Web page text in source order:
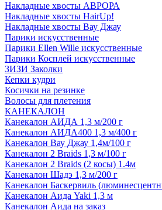
Накладные хвосты АВРОРА
Накладные хвосты HairUp!
Накладные хвосты Вау Джау
Парики искусственные
Парики Ellen Wille искусственные
Парики Косплей искусственные
ЗИЗИ Заколки
Кепки кудри
Косички на резинке
Волосы для плетения
КАНЕКАЛОН
Канекалон АИДА 1,3 м/200 г
Канекалон АИДА400 1,3 м/400 г
Канекалон Вау Джау 1,4м/100 г
Канекалон 2 Braids 1,3 м/100 г
Канекалон 2 Braids (2 косы) 1.4м
Канекалон Шадэ 1,3 м/200 г
Канекалон Баскервиль
Канекалон Аида Yaki 1,3 м
Канекалон Аида на заказ